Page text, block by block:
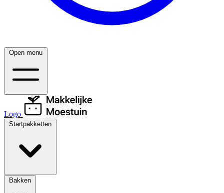
Open menu
Logo
Startpakketten
Bakken